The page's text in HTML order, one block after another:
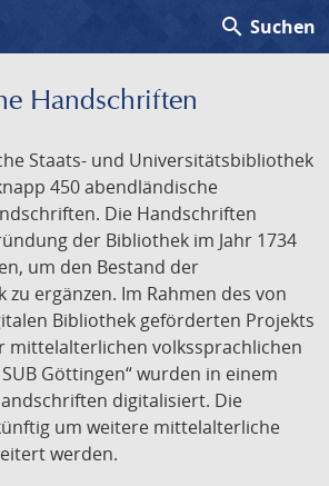
search Suchen
Handschriften
Staats- und Universitätsbibliothek
450 abendländische
Die Handschriften
der Bibliothek im Jahr 1734
um den Bestand der
ergänzen. Im Rahmen des von
Bibliothek geförderten Projekts
mittelalterlichen volkssprachlichen
Göttingen“ wurden in einem
digitalisiert. Die
um weitere mittelalterliche
werden.